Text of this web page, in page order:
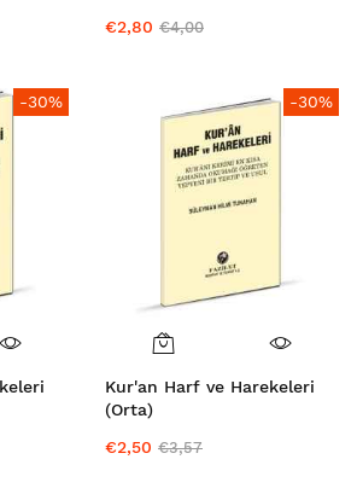
€2,80 €4,00
-30% -30%
Kur'an Harf ve Harekeleri
(Orta)
€2,50 €3,57